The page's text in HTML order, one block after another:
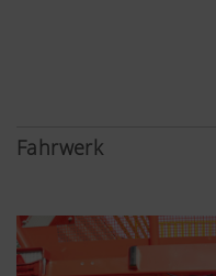
Mehr Infos
Fahrwerk